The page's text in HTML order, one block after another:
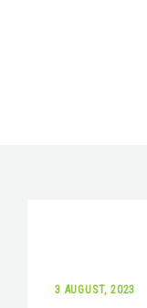
3 AUGUST, 2023